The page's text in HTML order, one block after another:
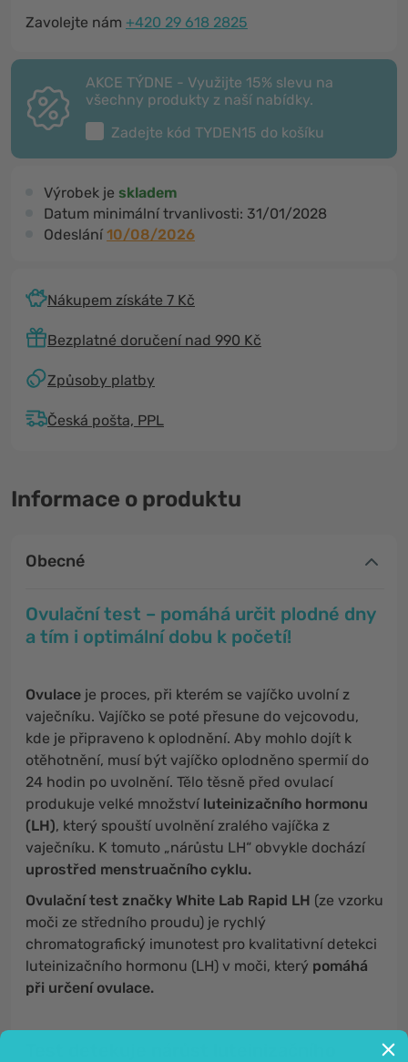
Zavolejte nám +420 29 618 2825
AKCE TÝDNE - Využijte 15% slevu na
všechny produkty z naší nabídky.
Zadejte kód TYDEN15 do košíku
Výrobek je skladem
Datum minimální trvanlivosti: 31/01/2028
Odeslání10/08/2026
Nákupem získáte 7 Kč
Bezplatné doručení nad 990 Kč
Způsoby platby
Česká pošta, PPL
Informace o produktu
Obecné
Ovulační test – pomáhá určit plodné dny
a tím i optimální dobu k početí!
Ovulace je proces, při kterém se vajíčko uvolní z
vaječníku. Vajíčko se poté přesune do vejcovodu,
kde je připraveno k oplodnění. Aby mohlo dojít k
otěhotnění, musí být vajíčko oplodněno spermií do
24 hodin po uvolnění. Tělo těsně před ovulací
produkuje velké množství luteinizačního hormonu
(LH), který spouští uvolnění zralého vajíčka z
vaječníku. K tomuto „nárůstu LH“ obvykle dochází
uprostřed menstruačního cyklu.
Ovulační test značky White Lab Rapid LH (ze vzorku
moči ze středního proudu) je rychlý
chromatografický imunotest pro kvalitativní detekci
luteinizačního hormonu (LH) v moči, který pomáhá
při určení ovulace.